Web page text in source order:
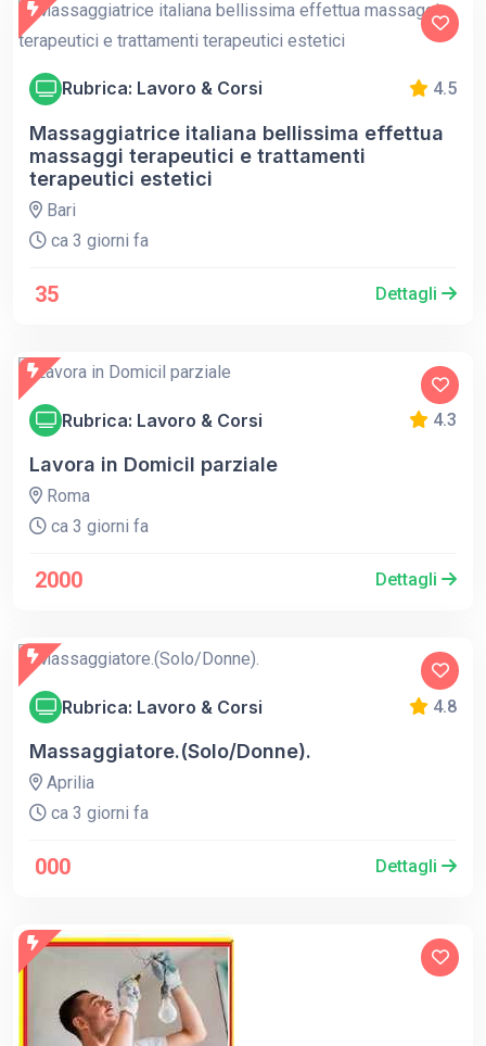
Rubrica: Lavoro & Corsi 4.5
Massaggiatrice italiana bellissima effettua
massaggi terapeutici e trattamenti
terapeutici estetici
Bari
ca 3 giorni fa
35 Dettagli
Rubrica: Lavoro & Corsi 4.3
Lavora in Domicil parziale
Roma
ca 3 giorni fa
2000 Dettagli
Rubrica: Lavoro & Corsi 4.8
Massaggiatore.(Solo/Donne).
Aprilia
ca 3 giorni fa
000 Dettagli